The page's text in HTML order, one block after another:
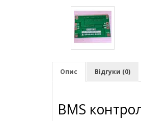
Опис Відгуки (0)
BMS